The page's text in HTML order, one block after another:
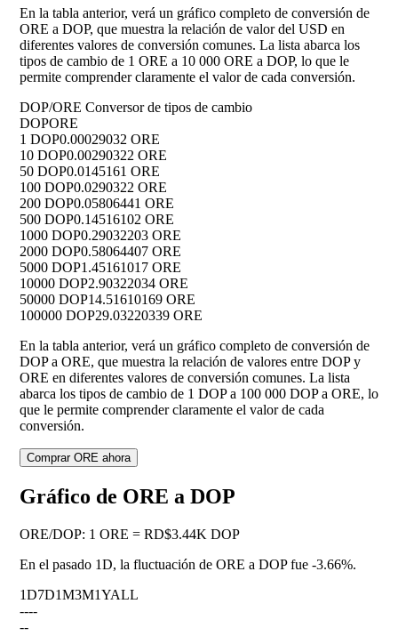
En la tabla anterior, verá un gráfico completo de conversión de
ORE a DOP, que muestra la relación de valor del USD en
diferentes valores de conversión comunes. La lista abarca los
tipos de cambio de 1 ORE a 10 000 ORE a DOP, lo que le
permite comprender claramente el valor de cada conversión.
DOP/ORE Conversor de tipos de cambio
DOPORE
1 DOP0.00029032 ORE
10 DOP0.00290322 ORE
50 DOP0.0145161 ORE
100 DOP0.0290322 ORE
200 DOP0.05806441 ORE
500 DOP0.14516102 ORE
1000 DOP0.29032203 ORE
2000 DOP0.58064407 ORE
5000 DOP1.45161017 ORE
10000 DOP2.90322034 ORE
50000 DOP14.51610169 ORE
100000 DOP29.03220339 ORE
En la tabla anterior, verá un gráfico completo de conversión de
DOP a ORE, que muestra la relación de valores entre DOP y
ORE en diferentes valores de conversión comunes. La lista
abarca los tipos de cambio de 1 DOP a 100 000 DOP a ORE, lo
que le permite comprender claramente el valor de cada
conversión.
Comprar ORE ahora
Gráfico de ORE a DOP
ORE/DOP: 1 ORE = RD$3.44K DOP
En el pasado 1D, la fluctuación de ORE a DOP fue -3.66%.
1D7D1M3M1YALL
----
--